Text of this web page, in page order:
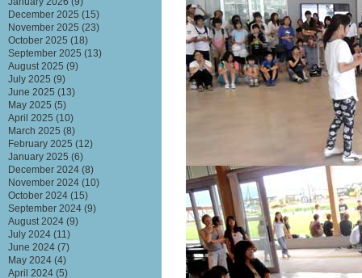
December 2025 (15)
November 2025 (23)
October 2025 (18)
September 2025 (13)
August 2025 (9)
July 2025 (9)
June 2025 (13)
May 2025 (5)
April 2025 (10)
March 2025 (8)
February 2025 (12)
January 2025 (6)
December 2024 (8)
November 2024 (10)
October 2024 (15)
September 2024 (9)
August 2024 (9)
July 2024 (11)
June 2024 (7)
May 2024 (4)
April 2024 (5)